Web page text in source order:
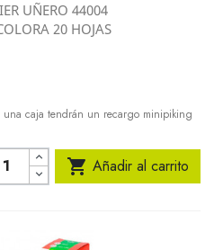
UÑERO 44004
20 HOJAS
caja tendrán un recargo minipiking
 Añadir al carrito